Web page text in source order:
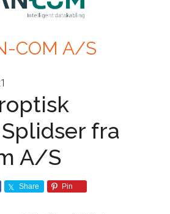
COM A/S
fra
A/S
Share Pin